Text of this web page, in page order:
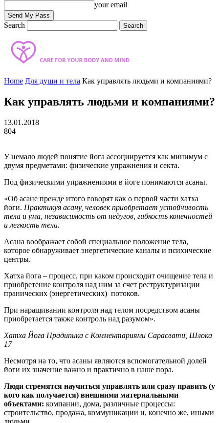
your email
Search
Home Для души и тела Как управлять людьми и компаниями?
Как управлять людьми и компаниями?
13.01.2018
804
У немало людей понятие йога ассоциируется как минимум с
двумя предметами: физические упражнения и секта.
Под физическими упражнениями в йоге понимаются асаны.
«Об асане прежде итого говорят как о первой части хатха
йоги. Практикуя асану, человек приобретает устойчивость
тела и ума, независимость от недугов, гибкость конечностей
и легкость тела.
Асана воображает собой специальное положение тела,
которое обнаруживает энергетические каналы и психические
центры.
Хатха йога – процесс, при каком происходит очищение тела и
приобретение контроля над ним за счет реструктуризации
пранических (энергетических) потоков.
При наращивании контроля над телом посредством асаны
приобретается также контроль над разумом».
Хатха Йога Прадипика с Комментариями Сарасвати, Шлока
17
Несмотря на то, что асаны являются вспомогательной долей
йоги их значение важно и практично в наше пора.
Люди стремятся научиться управлять или сразу править (у
кого как получается) внешними материальными
объектами: компании, дома, различные процессы:
строительство, продажа, коммуникации и, конечно же, иными
людьми.